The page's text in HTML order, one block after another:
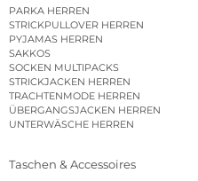
PARKA HERREN
STRICKPULLOVER HERREN
PYJAMAS HERREN
SAKKOS
SOCKEN MULTIPACKS
STRICKJACKEN HERREN
TRACHTENMODE HERREN
ÜBERGANGSJACKEN HERREN
UNTERWÄSCHE HERREN
Taschen & Accessoires